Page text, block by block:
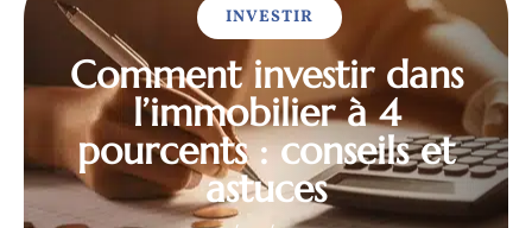
INVESTIR
Comment investir dans
l’immobilier à 4
pourcents : conseils et
astuces